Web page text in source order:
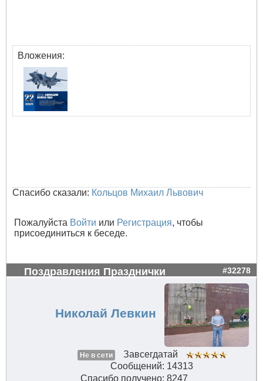
Вложения:
Спасибо сказали: Кольцов Михаил Львович
Пожалуйста Войти или Регистрация, чтобы
присоединиться к беседе.
Поздравления Празднички #32278
Николай Левкин
Не в сети
Завсегдатай
Сообщений: 14313
Спасибо получено: 8247